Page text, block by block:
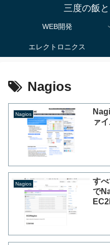
三度の飯
WEB開発
エレクトロニクス
Nagios
Nagios
ァ
Nagios
す
で